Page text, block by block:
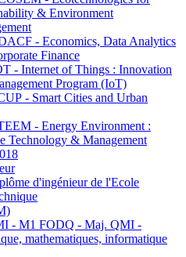
& Environment
- Economics, Data Analytics
Finance
- Internet of Things : Innovation
Program (IoT)
- Smart Cities and Urban
- Energy Environment :
Technology & Management
d'ingénieur de l'Ecole
- M1 FODQ - Maj. QMI -
mathematiques, informatique